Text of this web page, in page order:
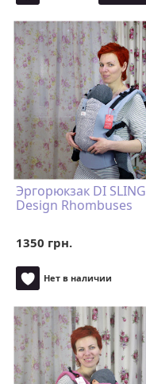
Эргорюкзак DI SLING
Design Rhombuses
1350 грн.
Нет в наличии